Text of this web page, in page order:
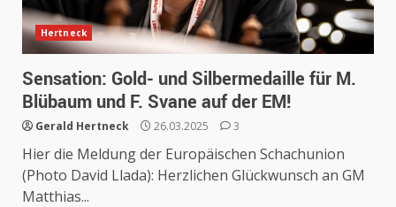
Hertneck
Sensation: Gold- und Silbermedaille für M.
Blübaum und F. Svane auf der EM!
Gerald Hertneck 26.03.2025 3
Hier die Meldung der Europäischen Schachunion
(Photo David Llada): Herzlichen Glückwunsch an GM
Matthias...